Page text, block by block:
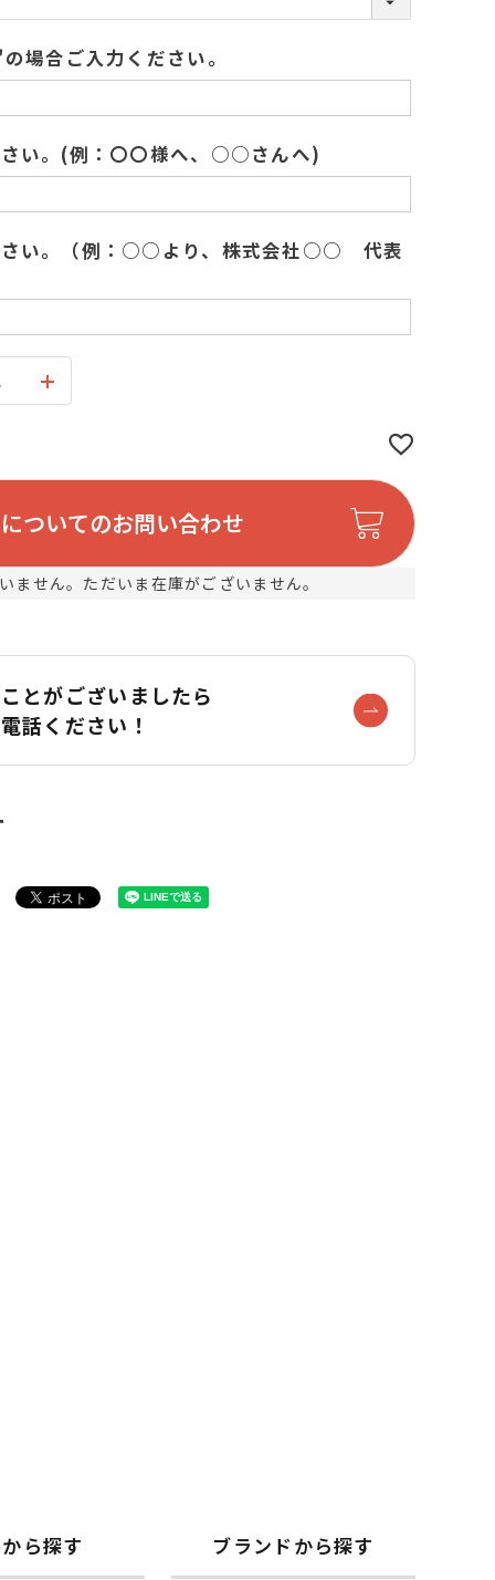
)
場合ご入力ください。
い。(例：〇〇様へ、○○さんへ)
さい。（例：○○より、株式会社○○ 代表
ついてのお問い合わせ
ません。ただいま在庫がございません。
とがございましたら
話ください！
ら探す ブランドから探す